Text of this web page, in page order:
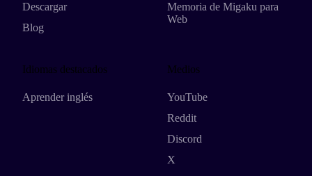
Descargar
Blog
Memoria de Migaku para
Web
Idiomas destacados
Aprender inglés
Medios
YouTube
Reddit
Discord
X